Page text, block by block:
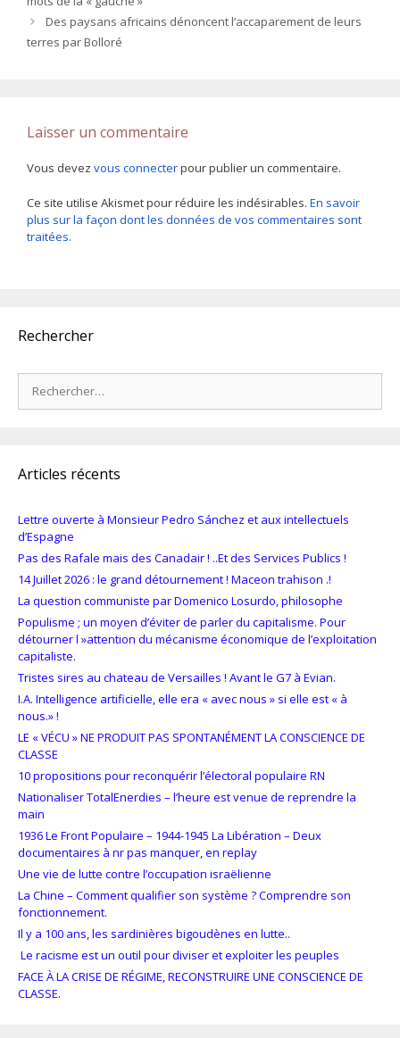
Des paysans africains dénoncent l’accaparement de leurs
terres par Bolloré
Laisser un commentaire
Vous devez vous connecterpour publier un commentaire.
Ce site utilise Akismet pour réduire les indésirables. En savoir
plus sur la façon dont les données de vos commentaires sont
traitées.
Rechercher
Articles récents
Lettre ouverte à Monsieur Pedro Sánchez et aux intellectuels
d’Espagne
Pas des Rafale mais des Canadair ! ..Et des Services Publics !
14 Juillet 2026 : le grand détournement ! Maceon trahison .!
La question communiste par Domenico Losurdo, philosophe
Populisme ; un moyen d’éviter de parler du capitalisme. Pour
détourner l »attention du mécanisme économique de l’exploitation
capitaliste.
Tristes sires au chateau de Versailles ! Avant le G7 à Evian.
I.A. Intelligence artificielle, elle era « avec nous » si elle est « à
nous.» !
LE « VÉCU » NE PRODUIT PAS SPONTANÉMENT LA CONSCIENCE DE
CLASSE
10 propositions pour reconquérir l’électoral populaire RN
Nationaliser TotalEnerdies – l’heure est venue de reprendre la
main
1936 Le Front Populaire – 1944-1945 La Libération – Deux
documentaires à nr pas manquer, en replay
Une vie de lutte contre l’occupation israëlienne
La Chine – Comment qualifier son système ? Comprendre son
fonctionnement.
Il y a 100 ans, les sardinières bigoudènes en lutte..
Le racisme est un outil pour diviser et exploiter les peuples
FACE À LA CRISE DE RÉGIME, RECONSTRUIRE UNE CONSCIENCE DE
CLASSE.